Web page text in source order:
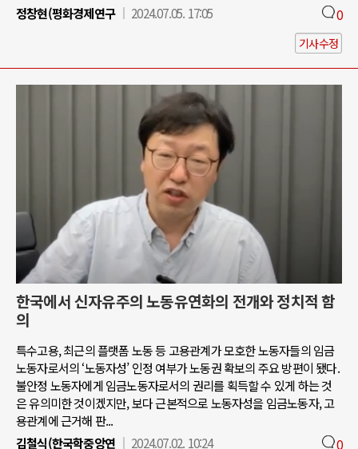
정창현(평화경제연구
2024.07.05. 17:05 0
기사수정
한국에서 신자유주의 노동유연화의 전개와 정치적 함
의
특수고용, 최근의 플랫폼 노동 등 고용관계가 모호한 노동자들의 임금
노동자로서의 ‘노동자성’ 인정 여부가 노동권 확보의 주요 방편이 됐다.
불안정 노동자에게 임금노동자로서의 권리를 획득할 수 있게 하는 것
은 유의미한 것이겠지만, 보다 근본적으로 노동자성을 임금노동자, 고
용관계에 근거해 판...
김철식(한국학중앙연
2024.07.02. 10:24 0